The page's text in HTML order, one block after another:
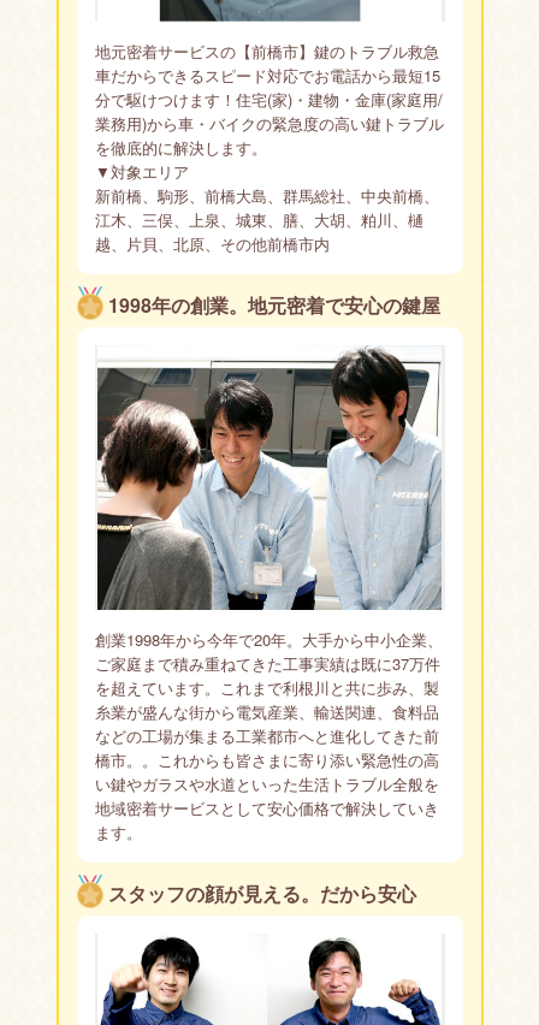
地元密着サービスの【前橋市】鍵のトラブル救急
車だからできるスピード対応でお電話から最短15
分で駆けつけます！住宅(家)・建物・金庫(家庭用/
業務用)から車・バイクの緊急度の高い鍵トラブル
を徹底的に解決します。
▼対象エリア
新前橋、駒形、前橋大島、群馬総社、中央前橋、
江木、三俣、上泉、城東、膳、大胡、粕川、樋
越、片貝、北原、その他前橋市内
1998年の創業。地元密着で安心の鍵屋
創業1998年から今年で20年。大手から中小企業、
ご家庭まで積み重ねてきた工事実績は既に37万件
を超えています。これまで利根川と共に歩み、製
糸業が盛んな街から電気産業、輸送関連、食料品
などの工場が集まる工業都市へと進化してきた前
橋市。。これからも皆さまに寄り添い緊急性の高
い鍵やガラスや水道といった生活トラブル全般を
地域密着サービスとして安心価格で解決していき
ます。
スタッフの顔が見える。だから安心